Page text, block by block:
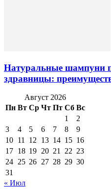
Натуральные шампуни
здравницы:
Август 2026
Пн Вт Ср Чт Пт Сб Вс
1
2
3
4 5 6 7 8
9
10 11 12 13 14 15 16
17 18 19 20 21 22 23
24 25 26 27 28 29 30
31
« Июл